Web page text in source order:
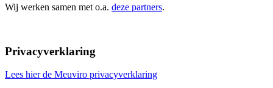
Wij werken samen met o.a. deze partners.
Privacyverklaring
Lees hier de Meuviro privacyverklaring